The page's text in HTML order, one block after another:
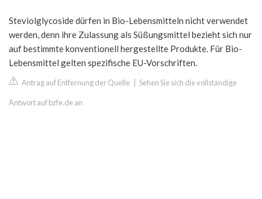
Steviolglycoside dürfen in Bio-Lebensmitteln nicht verwendet
werden, denn ihre Zulassung als Süßungsmittel bezieht sich nur
auf bestimmte konventionell hergestellte Produkte. Für Bio-
Lebensmittel gelten spezifische EU-Vorschriften.
Antrag auf Entfernung der Quelle Sehen Sie sich die vollständige
Antwort auf bzfe.de an